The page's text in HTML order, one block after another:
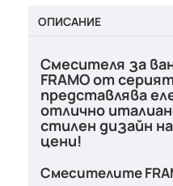
ОПИСАНИЕ
Смесителя за
FRAMO от
представлява
отлично
стилен дизайн
цени!
Смесителите